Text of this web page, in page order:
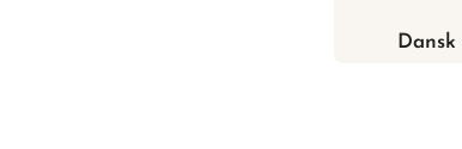
Dansk